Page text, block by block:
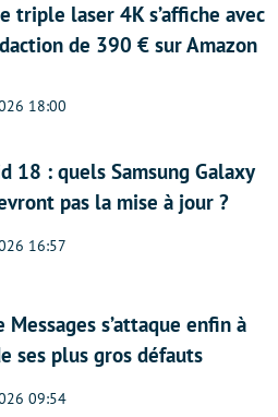
triple laser 4K s’affiche avec
de 390 € sur Amazon
18:00
18 : quels Samsung Galaxy
pas la mise à jour ?
16:57
Messages s’attaque enfin à
ses plus gros défauts
09:54